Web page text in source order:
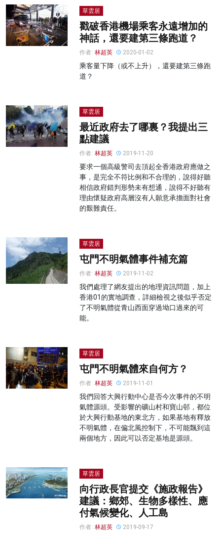
草雲居
戳破香港機場乘客永遠增加的
神話，還要建第三條跑道？
作者: 林超英 2020-01-02
乘客量下降（或不上升），還要建第三條跑
道？
草雲居
最近政府去了哪裏？我提出三
點建議
作者: 林超英 2019-11-20
要求一個高級警司去頂起全香港政府應做之
事，是完全不符比例和不合理的，說得好聽
相信政府錯判形勢未有想通，說得不好聽有
理由懷疑政府高層沒有人願意承擔面對社會
的艱難責任。
草雲居
屯門不明氣體事件補充篇
作者: 林超英 2019-11-02
我們處理了網友提出的地理資訊問題，加上
香港01的實地調查，詳細檢視之後似乎否定
了不明氣體從青山西面穿過坳口過來的可
能。
草雲居
屯門不明氣體來自何方？
作者: 林超英 2019-11-01
我們回答大興行動中心是否今次事件的不明
氣體源頭。受影響的礦山村和寶山邨，都位
於大興行動基地的東北方，如果基地有釋放
不明氣體，在偏北風控制下，不可能飄到這
兩個地方，因此可以否定基地是源頭。
草雲居
向行政長官提交《施政報告》
建議：鄉郊、生物多樣性、應
付氣候變化、人工島
作者: 林超英 2019-09-17